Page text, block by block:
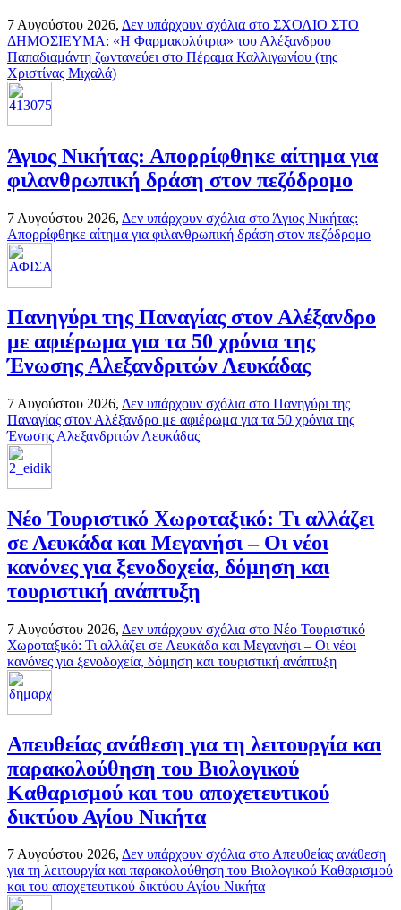
7 Αυγούστου 2026, Δεν υπάρχουν σχόλια στο ΣΧΟΛΙΟ ΣΤΟ
ΔΗΜΟΣΙΕΥΜΑ: «Η Φαρμακολύτρια» του Αλέξανδρου
Παπαδιαμάντη ζωντανεύει στο Πέραμα Καλλιγωνίου (της
Χριστίνας Μιχαλά)
Άγιος Νικήτας: Απορρίφθηκε αίτημα για
φιλανθρωπική δράση στον πεζόδρομο
7 Αυγούστου 2026, Δεν υπάρχουν σχόλια στο Άγιος Νικήτας:
Απορρίφθηκε αίτημα για φιλανθρωπική δράση στον πεζόδρομο
Πανηγύρι της Παναγίας στον Αλέξανδρο
με αφιέρωμα για τα 50 χρόνια της
Ένωσης Αλεξανδριτών Λευκάδας
7 Αυγούστου 2026, Δεν υπάρχουν σχόλια στο Πανηγύρι της
Παναγίας στον Αλέξανδρο με αφιέρωμα για τα 50 χρόνια της
Ένωσης Αλεξανδριτών Λευκάδας
Νέο Τουριστικό Χωροταξικό: Τι αλλάζει
σε Λευκάδα και Μεγανήσι – Οι νέοι
κανόνες για ξενοδοχεία, δόμηση και
τουριστική ανάπτυξη
7 Αυγούστου 2026, Δεν υπάρχουν σχόλια στο Νέο Τουριστικό
Χωροταξικό: Τι αλλάζει σε Λευκάδα και Μεγανήσι – Οι νέοι
κανόνες για ξενοδοχεία, δόμηση και τουριστική ανάπτυξη
Απευθείας ανάθεση για τη λειτουργία και
παρακολούθηση του Βιολογικού
Καθαρισμού και του αποχετευτικού
δικτύου Αγίου Νικήτα
7 Αυγούστου 2026, Δεν υπάρχουν σχόλια στο Απευθείας ανάθεση
για τη λειτουργία και παρακολούθηση του Βιολογικού Καθαρισμού
και του αποχετευτικού δικτύου Αγίου Νικήτα